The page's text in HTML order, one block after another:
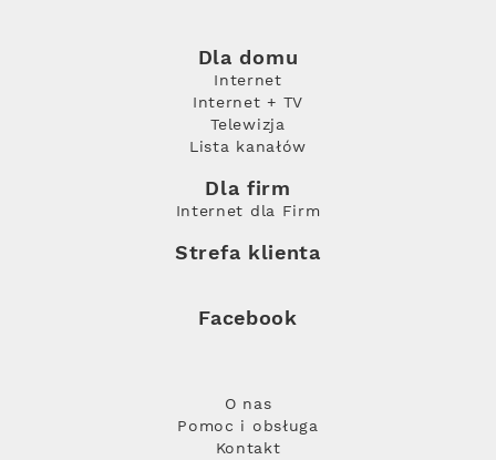
Dla domu
Internet
Internet + TV
Telewizja
Lista kanałów
Dla firm
Internet dla Firm
Strefa klienta
Facebook
O nas
Pomoc i obsługa
Kontakt